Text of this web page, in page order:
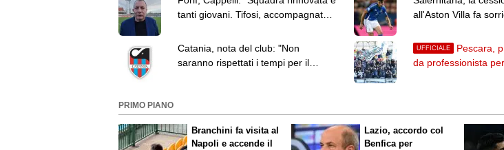
tanti giovani. Tifosi, accompagnateci
all'Aston Villa fa
Catania, nota del club: "Non
saranno rispettati i tempi per il
UFFICIALE
Pescara,
da professionista
PRIMO PIANO
Branchini fa visita al
Napoli e accende il
Lazio, accordo col
Benfica per